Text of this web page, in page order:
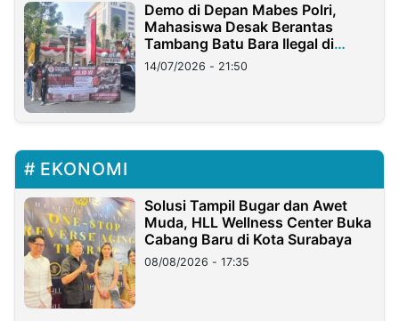
Demo di Depan Mabes Polri,
Mahasiswa Desak Berantas
Tambang Batu Bara Ilegal di
Lampung
14/07/2026 - 21:50
EKONOMI
Solusi Tampil Bugar dan Awet
Muda, HLL Wellness Center Buka
Cabang Baru di Kota Surabaya
08/08/2026 - 17:35